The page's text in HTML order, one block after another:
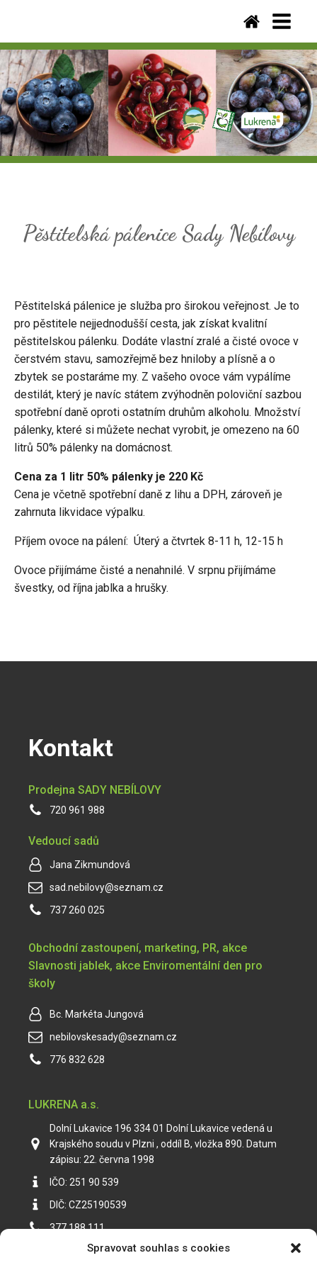
Spravovat souhlas s cookies
Pěstitelská pálenice Sady Nebílovy
Pěstitelská pálenice je služba pro širokou veřejnost. Je to
pro pěstitele nejjednodušší cesta, jak získat kvalitní
pěstitelskou pálenku. Dodáte vlastní zralé a čisté ovoce v
čerstvém stavu, samozřejmě bez hniloby a plísně a o
zbytek se postaráme my. Z vašeho ovoce vám vypálíme
destilát, který je navíc státem zvýhodněn poloviční sazbou
spotřební daně oproti ostatním druhům alkoholu. Množství
pálenky, které si můžete nechat vyrobit, je omezeno na 60
litrů 50% pálenky na domácnost.
Cena za 1 litr 50% pálenky je 220 Kč
Cena je včetně spotřební daně z lihu a DPH, zároveň je
zahrnuta likvidace výpalku.
Příjem ovoce na pálení: Úterý a čtvrtek 8-11 h, 12-15 h
Ovoce přijímáme čisté a nenahnilé. V srpnu přijímáme
švestky, od října jablka a hrušky.
Kontakt
Prodejna SADY NEBÍLOVY
720 961 988
Vedoucí sadů
Jana Zikmundová
sad.nebilovy@seznam.cz
737 260 025
Obchodní zastoupení, marketing, PR, akce
Slavnosti jablek, akce Enviromentální den pro
školy
Bc. Markéta Jungová
nebilovskesady@seznam.cz
776 832 628
LUKRENA a.s.
Dolní Lukavice 196 334 01 Dolní Lukavice vedená u
Krajského soudu v Plzni , oddíl B, vložka 890. Datum
zápisu: 22. června 1998
IČO: 251 90 539
DIČ: CZ25190539
377 188 111